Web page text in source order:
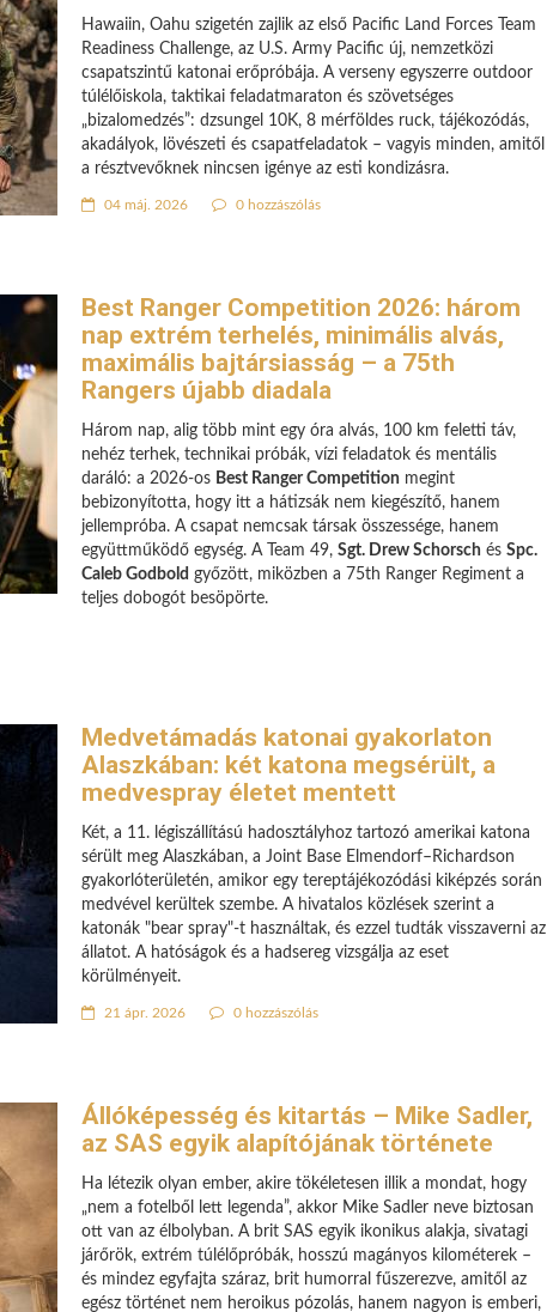
Hawaiin, Oahu szigetén zajlik az első Pacific Land Forces Team
Readiness Challenge, az U.S. Army Pacific új, nemzetközi
csapatszintű katonai erőpróbája. A verseny egyszerre outdoor
túlélőiskola, taktikai feladatmaraton és szövetséges
„bizalomedzés”: dzsungel 10K, 8 mérföldes ruck, tájékozódás,
akadályok, lövészeti és csapatfeladatok – vagyis minden, amitől
a résztvevőknek nincsen igénye az esti kondizásra.
04 máj. 2026 0 hozzászólás
Best Ranger Competition 2026: három
nap extrém terhelés, minimális alvás,
maximális bajtársiasság – a 75th
Rangers újabb diadala
Három nap, alig több mint egy óra alvás, 100 km feletti táv,
nehéz terhek, technikai próbák, vízi feladatok és mentális
daráló: a 2026-os Best Ranger Competition megint
bebizonyította, hogy itt a hátizsák nem kiegészítő, hanem
jellempróba. A csapat nemcsak társak összessége, hanem
együttműködő egység. A Team 49, Sgt. Drew Schorsch és Spc.
Caleb Godbold győzött, miközben a 75th Ranger Regiment a
teljes dobogót besöpörte.
Medvetámadás katonai gyakorlaton
Alaszkában: két katona megsérült, a
medvespray életet mentett
Két, a 11. légiszállítású hadosztályhoz tartozó amerikai katona
sérült meg Alaszkában, a Joint Base Elmendorf–Richardson
gyakorlóterületén, amikor egy tereptájékozódási kiképzés során
medvével kerültek szembe. A hivatalos közlések szerint a
katonák "bear spray"-t használtak, és ezzel tudták visszaverni az
állatot. A hatóságok és a hadsereg vizsgálja az eset
körülményeit.
21 ápr. 2026 0 hozzászólás
Állóképesség és kitartás – Mike Sadler,
az SAS egyik alapítójának története
Ha létezik olyan ember, akire tökéletesen illik a mondat, hogy
„nem a fotelből lett legenda”, akkor Mike Sadler neve biztosan
ott van az élbolyban. A brit SAS egyik ikonikus alakja, sivatagi
járőrök, extrém túlélőpróbák, hosszú magányos kilométerek –
és mindez egyfajta száraz, brit humorral fűszerezve, amitől az
egész történet nem heroikus pózolás, hanem nagyon is emberi,